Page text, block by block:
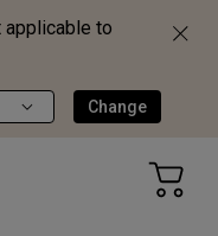
applicable to
Change